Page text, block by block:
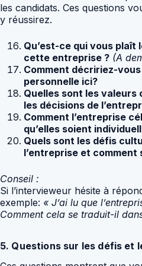
les candidats. Ces questions
y réussirez.
Qu’est-ce qui vous plaît
cette entreprise ? (A
Comment décririez-
personnelle ici?
Quelles sont les valeurs
les décisions de
Comment l’entreprise
qu’elles soient
Quels sont les défis
l’entreprise et comment
Conseil :
Si l’intervieweur hésite à
exemple: « J’ai lu que
Comment cela se traduit-il
5. Questions sur les défis et